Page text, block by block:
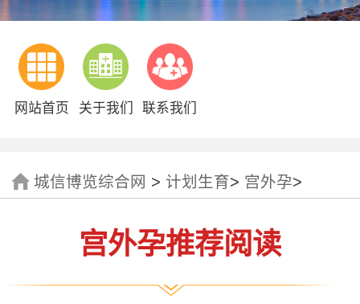
网站首页 关于我们 联系我们
城信博览综合网 > 计划生育> 宫外孕>
宫外孕推荐阅读